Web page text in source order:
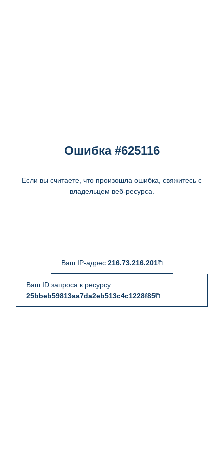
Ошибка #625116
Если вы считаете, что произошла ошибка, свяжитесь с
владельцем веб-ресурса.
Ваш IP-адрес:216.73.216.201
Ваш ID запроса к ресурсу:
25bbeb59813aa7da2eb513c4c1228f85